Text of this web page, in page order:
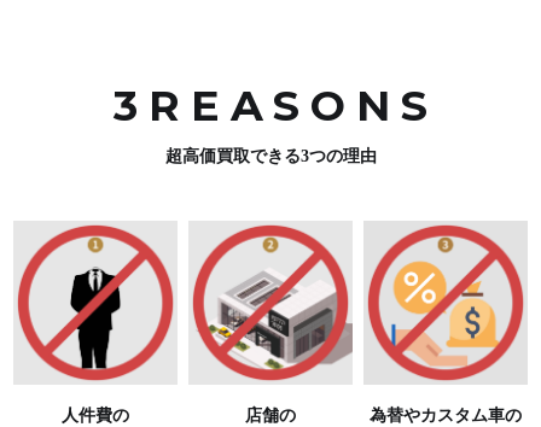
3REASON S
超高価買取できる3つの理由
人件費の
店舗の
為替やカスタム車の